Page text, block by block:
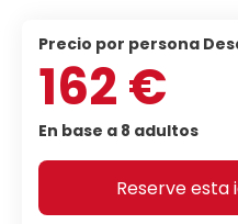
precio por persona
162 €
En base a 8 adultos
Reserve esta